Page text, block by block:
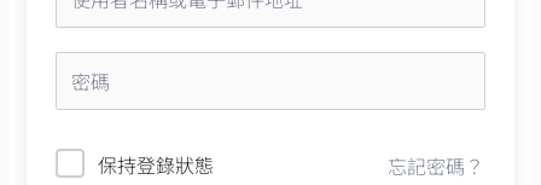
保持登錄狀態 忘記密碼？